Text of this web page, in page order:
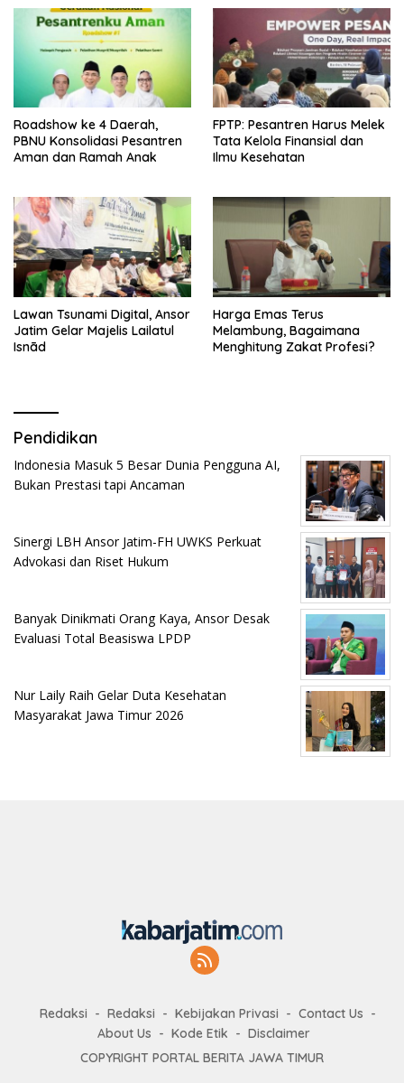
Roadshow ke 4 Daerah,
PBNU Konsolidasi Pesantren
Aman dan Ramah Anak
FPTP: Pesantren Harus Melek
Tata Kelola Finansial dan
Ilmu Kesehatan
Lawan Tsunami Digital, Ansor
Jatim Gelar Majelis Lailatul
Isnād
Harga Emas Terus
Melambung, Bagaimana
Menghitung Zakat Profesi?
Pendidikan
Indonesia Masuk 5 Besar Dunia Pengguna AI,
Bukan Prestasi tapi Ancaman
Sinergi LBH Ansor Jatim-FH UWKS Perkuat
Advokasi dan Riset Hukum
Banyak Dinikmati Orang Kaya, Ansor Desak
Evaluasi Total Beasiswa LPDP
Nur Laily Raih Gelar Duta Kesehatan
Masyarakat Jawa Timur 2026
Redaksi Redaksi Kebijakan Privasi
Contact Us
About Us
Kode Etik
Disclaimer
COPYRIGHT PORTAL BERITA JAWA TIMUR